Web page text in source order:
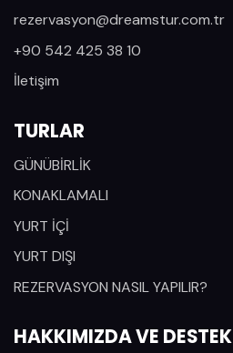
Temmuz 2028
rezervasyon@dreamstur.com.tr
+90 542 425 38 10
İletişim
TURLAR
GÜNÜBİRLİK
KONAKLAMALI
YURT İÇİ
YURT DIŞI
REZERVASYON NASIL YAPILIR?
HAKKIMIZDA VE DESTEK